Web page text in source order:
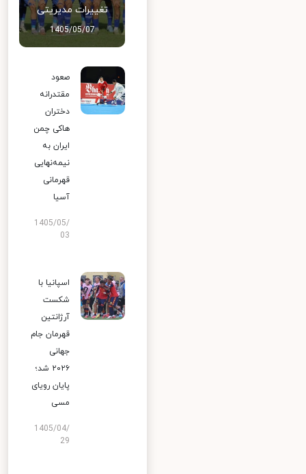
تغییرات مدیریتی
1405/05/07
صعود
مقتدرانه
دختران
هاکی چمن
ایران به
نیمه‌نهایی
قهرمانی
آسیا
1405/05/
03
اسپانیا با
شکست
آرژانتین
قهرمان جام
جهانی
۲۰۲۶ شد؛
پایان رویای
مسی
1405/04/
29